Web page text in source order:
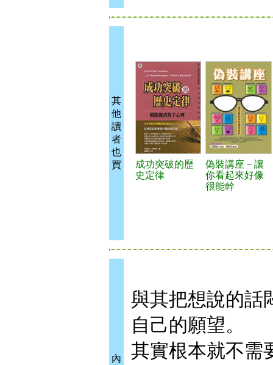
其
他
讀
者
也
買
成功突破的歷
史定律
偽裝講座－讓
你看起來好像
很能幹
內
與其把想說的話
自己的願望。
其實根本就不需